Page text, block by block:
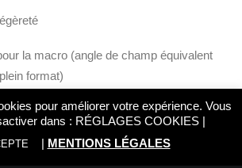
la macro (angle de champ équivalent
format)
:
pour améliorer votre expérience. Vous
dans : RÉGLAGES COOKIES|
| MENTIONS LÉGALES